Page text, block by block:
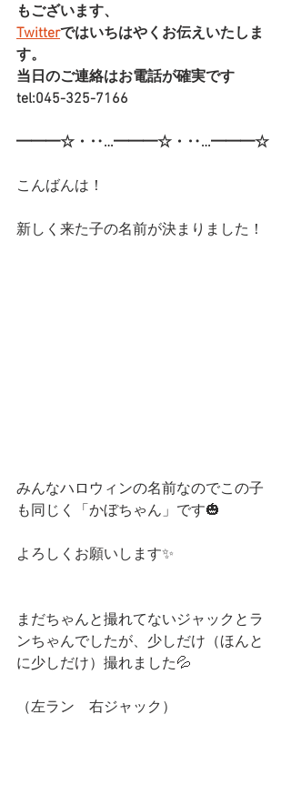
もございます、
Twitterではいちはやくお伝えいたしま
す。
当日のご連絡はお電話が確実です
tel:045-325-7166
━━━☆・‥…━━━☆・‥…━━━☆
こんばんは！
新しく来た子の名前が決まりました！
みんなハロウィンの名前なのでこの子
も同じく「かぼちゃん」です🎃
よろしくお願いします✨
まだちゃんと撮れてないジャックとラ
ンちゃんでしたが、少しだけ（ほんと
に少しだけ）撮れました💦
（左ラン　右ジャック）